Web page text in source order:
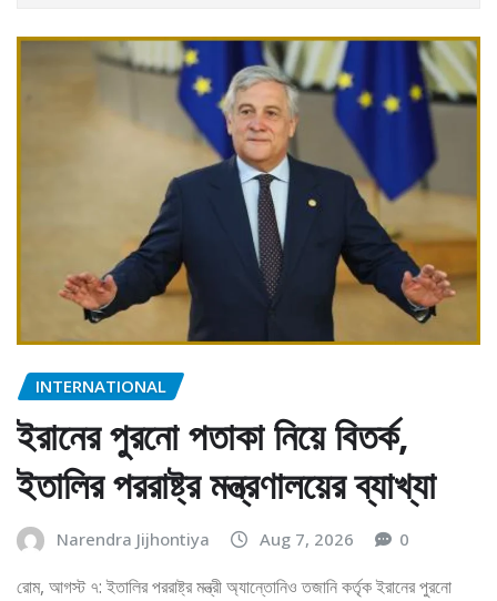
INTERNATIONAL
ইরানের পুরনো পতাকা নিয়ে বিতর্ক,
ইতালির পররাষ্ট্র মন্ত্রণালয়ের ব্যাখ্যা
Narendra Jijhontiya Aug 7, 2026 0
রোম, আগস্ট ৭: ইতালির পররাষ্ট্র মন্ত্রী অ্যান্তোনিও তজানি কর্তৃক ইরানের পুরনো